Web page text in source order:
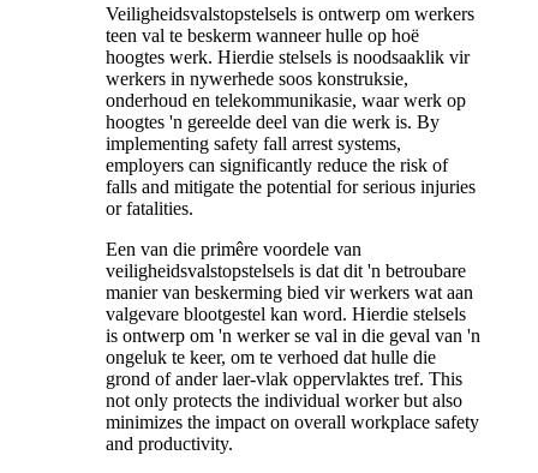
Veiligheidsvalstopstelsels is ontwerp om werkers
teen val te beskerm wanneer hulle op hoë
hoogtes werk. Hierdie stelsels is noodsaaklik vir
werkers in nywerhede soos konstruksie,
onderhoud en telekommunikasie, waar werk op
hoogtes 'n gereelde deel van die werk is. By
implementing safety fall arrest systems,
employers can significantly reduce the risk of
falls and mitigate the potential for serious injuries
or fatalities.
Een van die primêre voordele van
veiligheidsvalstopstelsels is dat dit 'n betroubare
manier van beskerming bied vir werkers wat aan
valgevare blootgestel kan word. Hierdie stelsels
is ontwerp om 'n werker se val in die geval van 'n
ongeluk te keer, om te verhoed dat hulle die
grond of ander laer-vlak oppervlaktes tref. This
not only protects the individual worker but also
minimizes the impact on overall workplace safety
and productivity.